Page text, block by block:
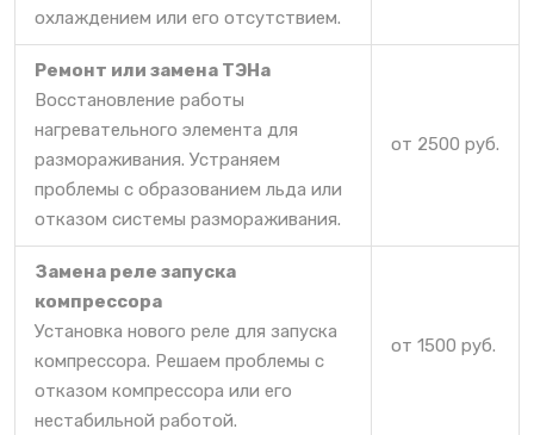
охлаждением или его отсутствием.
Ремонт или замена ТЭНа
Восстановление работы
нагревательного элемента для
размораживания. Устраняем
проблемы с образованием льда или
отказом системы размораживания.
от 2500 руб.
Замена реле запуска
компрессора
Установка нового реле для запуска
компрессора. Решаем проблемы с
отказом компрессора или его
нестабильной работой.
от 1500 руб.